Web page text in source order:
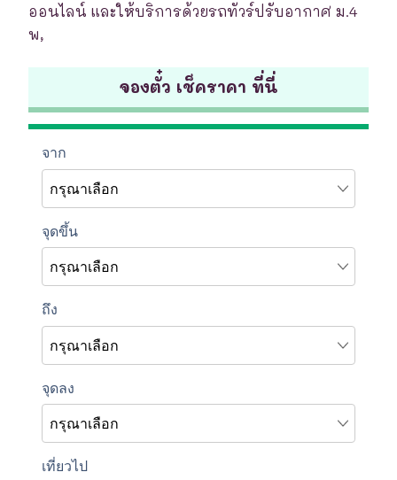
ออนไลน์ และให้บริการด้วยรถทัวร์ปรับอากาศ ม.4
พ,
จองตั๋ว เช็คราคา ที่นี่